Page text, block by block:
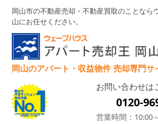
岡山市の不動産売却・不動産買取のことなら
山にお任せください。
岡山のアパート・収益物件 売却専門サ
お問い合わせは
0120-
営業時間：10:00